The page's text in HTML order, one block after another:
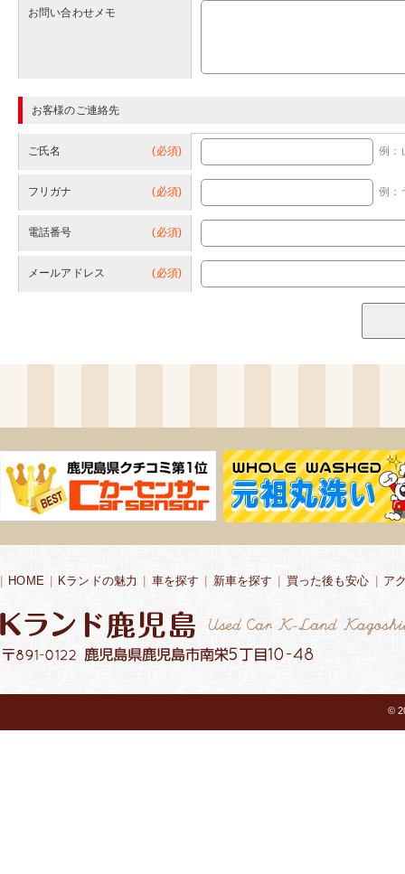
お問い合わせメモ
お客様のご連絡先
ご氏名 (必須) 例
フリガナ (必須) 例
電話番号 (必須)
メールアドレス (必須)
HOME Kランドの魅力 車を探す 新車を探す 買った後も安心 ア
©